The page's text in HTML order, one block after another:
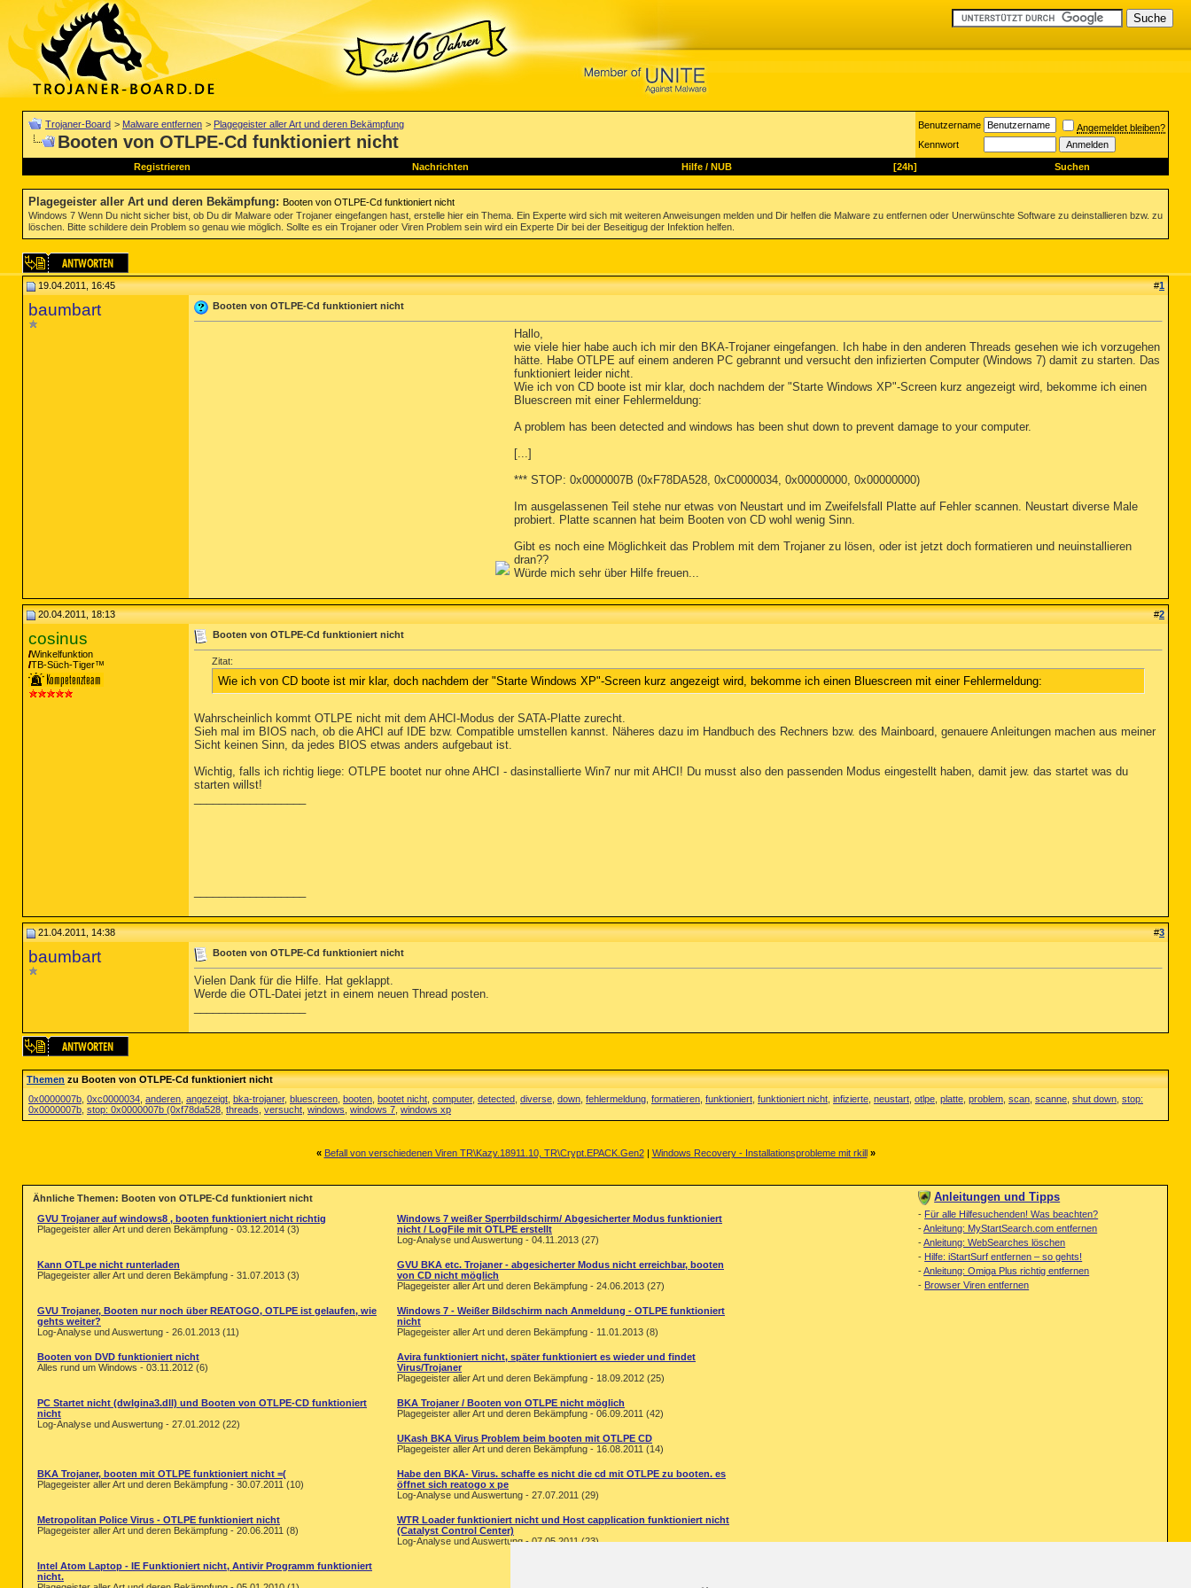
Trojaner-Board > Malware entfernen > Plagegeister aller Art und deren Bekämpfung
Booten von OTLPE-Cd funktioniert nicht
Benutzername
Angemeldet bleiben?
Kennwort
Registrieren Nachrichten Hilfe/ NUB [24h] Suchen
Plagegeister aller Art und deren Bekämpfung: Booten von OTLPE-Cd funktioniert nicht
Windows 7 Wenn Du nicht sicher bist, ob Du dir Malware oder Trojaner eingefangen hast, erstelle hier ein Thema. Ein Experte wird sich mit weiteren Anweisungen melden und Dir helfen die Malware zu entfernen oder Unerwünschte Software zu deinstallieren bzw. zu
löschen. Bitte schildere dein Problem so genau wie möglich. Sollte es ein Trojaner oder Viren Problem sein wird ein Experte Dir bei der Beseitigug der Infektion helfen.
19.04.2011, 16:45 #1
baumbart Booten von OTLPE-Cd funktioniert nicht
Hallo,
wie viele hier habe auch ich mir den BKA-Trojaner eingefangen. Ich habe in den anderen Threads gesehen wie ich vorzugehen
hätte. Habe OTLPE auf einem anderen PC gebrannt und versucht den infizierten Computer (Windows 7) damit zu starten. Das
funktioniert leider nicht.
Wie ich von CD boote ist mir klar, doch nachdem der "Starte Windows XP"-Screen kurz angezeigt wird, bekomme ich einen
Bluescreen mit einer Fehlermeldung:
A problem has been detected and windows has been shut down to prevent damage to your computer.
[...]
*** STOP: 0x0000007B (0xF78DA528, 0xC0000034, 0x00000000, 0x00000000)
Im ausgelassenen Teil stehe nur etwas von Neustart und im Zweifelsfall Platte auf Fehler scannen. Neustart diverse Male
probiert. Platte scannen hat beim Booten von CD wohl wenig Sinn.
Gibt es noch eine Möglichkeit das Problem mit dem Trojaner zu lösen, oder ist jetzt doch formatieren und neuinstallieren
dran??
Würde mich sehr über Hilfe freuen...
20.04.2011, 18:13 #2
cosinus
Winkelfunktion
TB-Süch-Tiger™
Booten von OTLPE-Cd funktioniert nicht
Zitat:
Wie ich von CD boote ist mir klar, doch nachdem der "Starte Windows XP"-Screen kurz angezeigt wird, bekomme ich einen Bluescreen mit einer Fehlermeldung:
Wahrscheinlich kommt OTLPE nicht mit dem AHCI-Modus der SATA-Platte zurecht.
Sieh mal im BIOS nach, ob die AHCI auf IDE bzw. Compatible umstellen kannst. Näheres dazu im Handbuch des Rechners bzw. des Mainboard, genauere Anleitungen machen aus meiner
Sicht keinen Sinn, da jedes BIOS etwas anders aufgebaut ist.
Wichtig, falls ich richtig liege: OTLPE bootet nur ohne AHCI - dasinstallierte Win7 nur mit AHCI! Du musst also den passenden Modus eingestellt haben, damit jew. das startet was du
starten willst!
21.04.2011, 14:38 #3
baumbart Booten von OTLPE-Cd funktioniert nicht
Vielen Dank für die Hilfe. Hat geklappt.
Werde die OTL-Datei jetzt in einem neuen Thread posten.
Themenzu Booten von OTLPE-Cd funktioniert nicht
0x0000007b 0xc0000034 anderen angezeigt bka-trojaner, bluescreen booten bootet nicht computer, detected diverse down fehlermeldung formatieren funktioniert funktioniert nicht infizierte neustart otlpe platte problem scan scanne shut down stop:
0x0000007b stop: 0x0000007b (0xf78da528 threads versucht windows windows 7 windows xp
« Befall von verschiedenen Viren TR\Kazy.18911.10, TR\Crypt.EPACK.Gen2| Windows Recovery - Installationsprobleme mit rkill »
Ähnliche Themen: Booten von OTLPE-Cd funktioniert nicht
GVU Trojaner auf windows8 , booten funktioniert nicht richtig
Plagegeister aller Art und deren Bekämpfung - 03.12.2014 (3)
Windows 7 weißer Sperrbildschirm/ Abgesicherter Modus funktioniert
nicht / LogFile mit OTLPE erstellt
Log-Analyse und Auswertung - 04.11.2013 (27)
Kann OTLpe nicht runterladen
Plagegeister aller Art und deren Bekämpfung - 31.07.2013 (3)
GVU BKA etc. Trojaner - abgesicherter Modus nicht erreichbar, booten
von CD nicht möglich
Plagegeister aller Art und deren Bekämpfung - 24.06.2013 (27)
GVU Trojaner, Booten nur noch über REATOGO, OTLPE ist gelaufen, wie
gehts weiter?
Log-Analyse und Auswertung - 26.01.2013 (11)
Windows 7 - Weißer Bildschirm nach Anmeldung - OTLPE funktioniert
nicht
Plagegeister aller Art und deren Bekämpfung - 11.01.2013 (8)
Booten von DVD funktioniert nicht
Alles rund um Windows - 03.11.2012 (6)
Avira funktioniert nicht, später funktioniert es wieder und findet
Virus/Trojaner
Plagegeister aller Art und deren Bekämpfung - 18.09.2012 (25)
PC Startet nicht (dwlgina3.dll) und Booten von OTLPE-CD funktioniert
nicht
Log-Analyse und Auswertung - 27.01.2012 (22)
BKA Trojaner / Booten von OTLPE nicht möglich
Plagegeister aller Art und deren Bekämpfung - 06.09.2011 (42)
UKash BKA Virus Problem beim booten mit OTLPE CD
Plagegeister aller Art und deren Bekämpfung - 16.08.2011 (14)
BKA Trojaner, booten mit OTLPE funktioniert nicht =(
Plagegeister aller Art und deren Bekämpfung - 30.07.2011 (10)
Habe den BKA- Virus. schaffe es nicht die cd mit OTLPE zu booten. es
öffnet sich reatogo x pe
Log-Analyse und Auswertung - 27.07.2011 (29)
Metropolitan Police Virus - OTLPE funktioniert nicht
Plagegeister aller Art und deren Bekämpfung - 20.06.2011 (8)
WTR Loader funktioniert nicht und Host capplication funktioniert nicht
(Catalyst Control Center)
Log-Analyse und Auswertung - 07.05.2011 (23)
Intel Atom Laptop - IE Funktioniert nicht, Antivir Programm funktioniert
nicht.
Anleitungen und Tipps
- Für alle Hilfesuchenden! Was beachten?
-Anleitung: MyStartSearch.com entfernen
-Anleitung: WebSearches löschen
- Hilfe: iStartSurf entfernen – so gehts!
-Anleitung: Omiga Plus richtig entfernen
- Browser Viren entfernen